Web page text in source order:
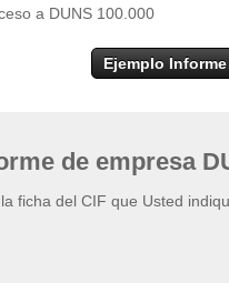
a DUNS 100.000
Ejemplo Informe
de empresa
ficha del CIF que Usted